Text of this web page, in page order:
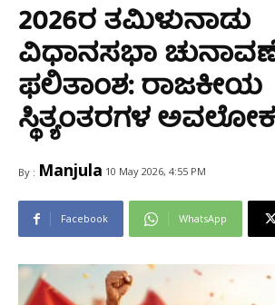
2026ರ ತಮಿಳುನಾಡು
ವಿಧಾನಸಭಾ
ಫಲಿತಾಂಶ: ರಾಜಕೀಯ
ಸ್ಥಿತ್ಯಂತರಗಳ
By : Manjula 10 May 2026, 4:55 PM
Facebook WhatsApp